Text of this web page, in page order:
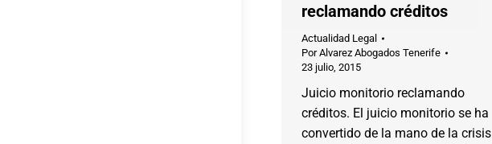
reclamando créditos
Actualidad Legal
PorAlvarez Abogados Tenerife
23 julio, 2015
Juicio monitorio reclamando
créditos. El juicio monitorio se ha
convertido de la mano de la crisis